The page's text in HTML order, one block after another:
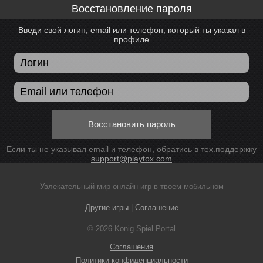
Восстановление пароля
Введи свой логин, email или телефон, который ты указал в
профиле
Восстановить пароль
Если ты не указывал email и телефон, обратись в тех.поддержку
support@playtox.com
Увлекательный мир онлайн-игр в твоем мобильном
Другие игры| Соглашение
© 2026 Konig Spiel Portal
Соглашения
Политики конфиденциальности